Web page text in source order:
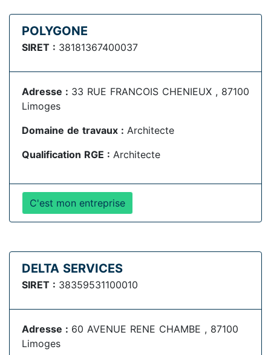
POLYGONE
SIRET : 38181367400037
Adresse : 33 RUE FRANCOIS CHENIEUX , 87100
Limoges
Domaine de travaux : Architecte
Qualification RGE : Architecte
C'est mon entreprise
DELTA SERVICES
SIRET : 38359531100010
Adresse : 60 AVENUE RENE CHAMBE , 87100
Limoges